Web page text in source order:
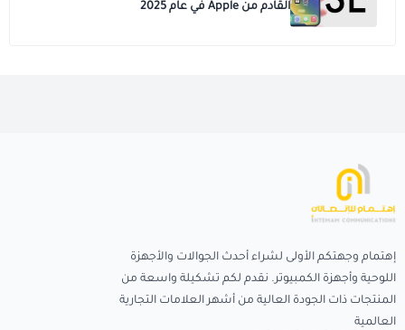
القادم من Apple في عام 2025
إهتمام وجهتكم الأولى لشراء أحدث الجوالات والأجهزة
اللوحية وأجهزة الكمبيوتر. نقدم لكم تشكيلة واسعة من
المنتجات ذات الجودة العالية من أشهر العلامات التجارية
العالمية